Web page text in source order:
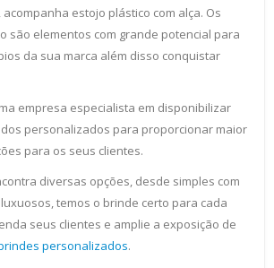
estojo plástico com alça. Os
são elementos com grande potencial para
da sua marca além disso conquistar
empresa especialista em disponibilizar
personalizados para proporcionar maior
para os seus clientes.
diversas opções, desde simples com
temos o brinde certo para cada
seus clientes e amplie a exposição de
personalizados.